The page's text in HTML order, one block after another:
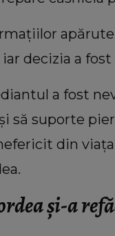
decizia a
a fost
să suporte
din viața
și-a
Restivan.
“Vreau
satisfacția